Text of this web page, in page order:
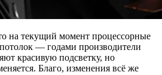
на текущий момент процессорные
— годами производители
красивую подсветку, но
Благо, изменения всё же